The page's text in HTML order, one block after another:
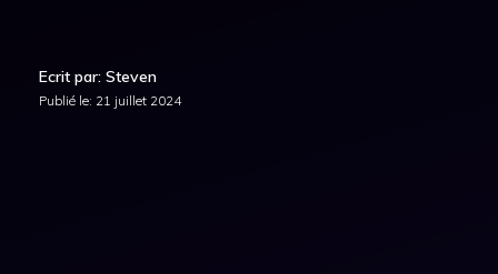
Ecrit par: Steven
Publié le: 21 juillet 2024